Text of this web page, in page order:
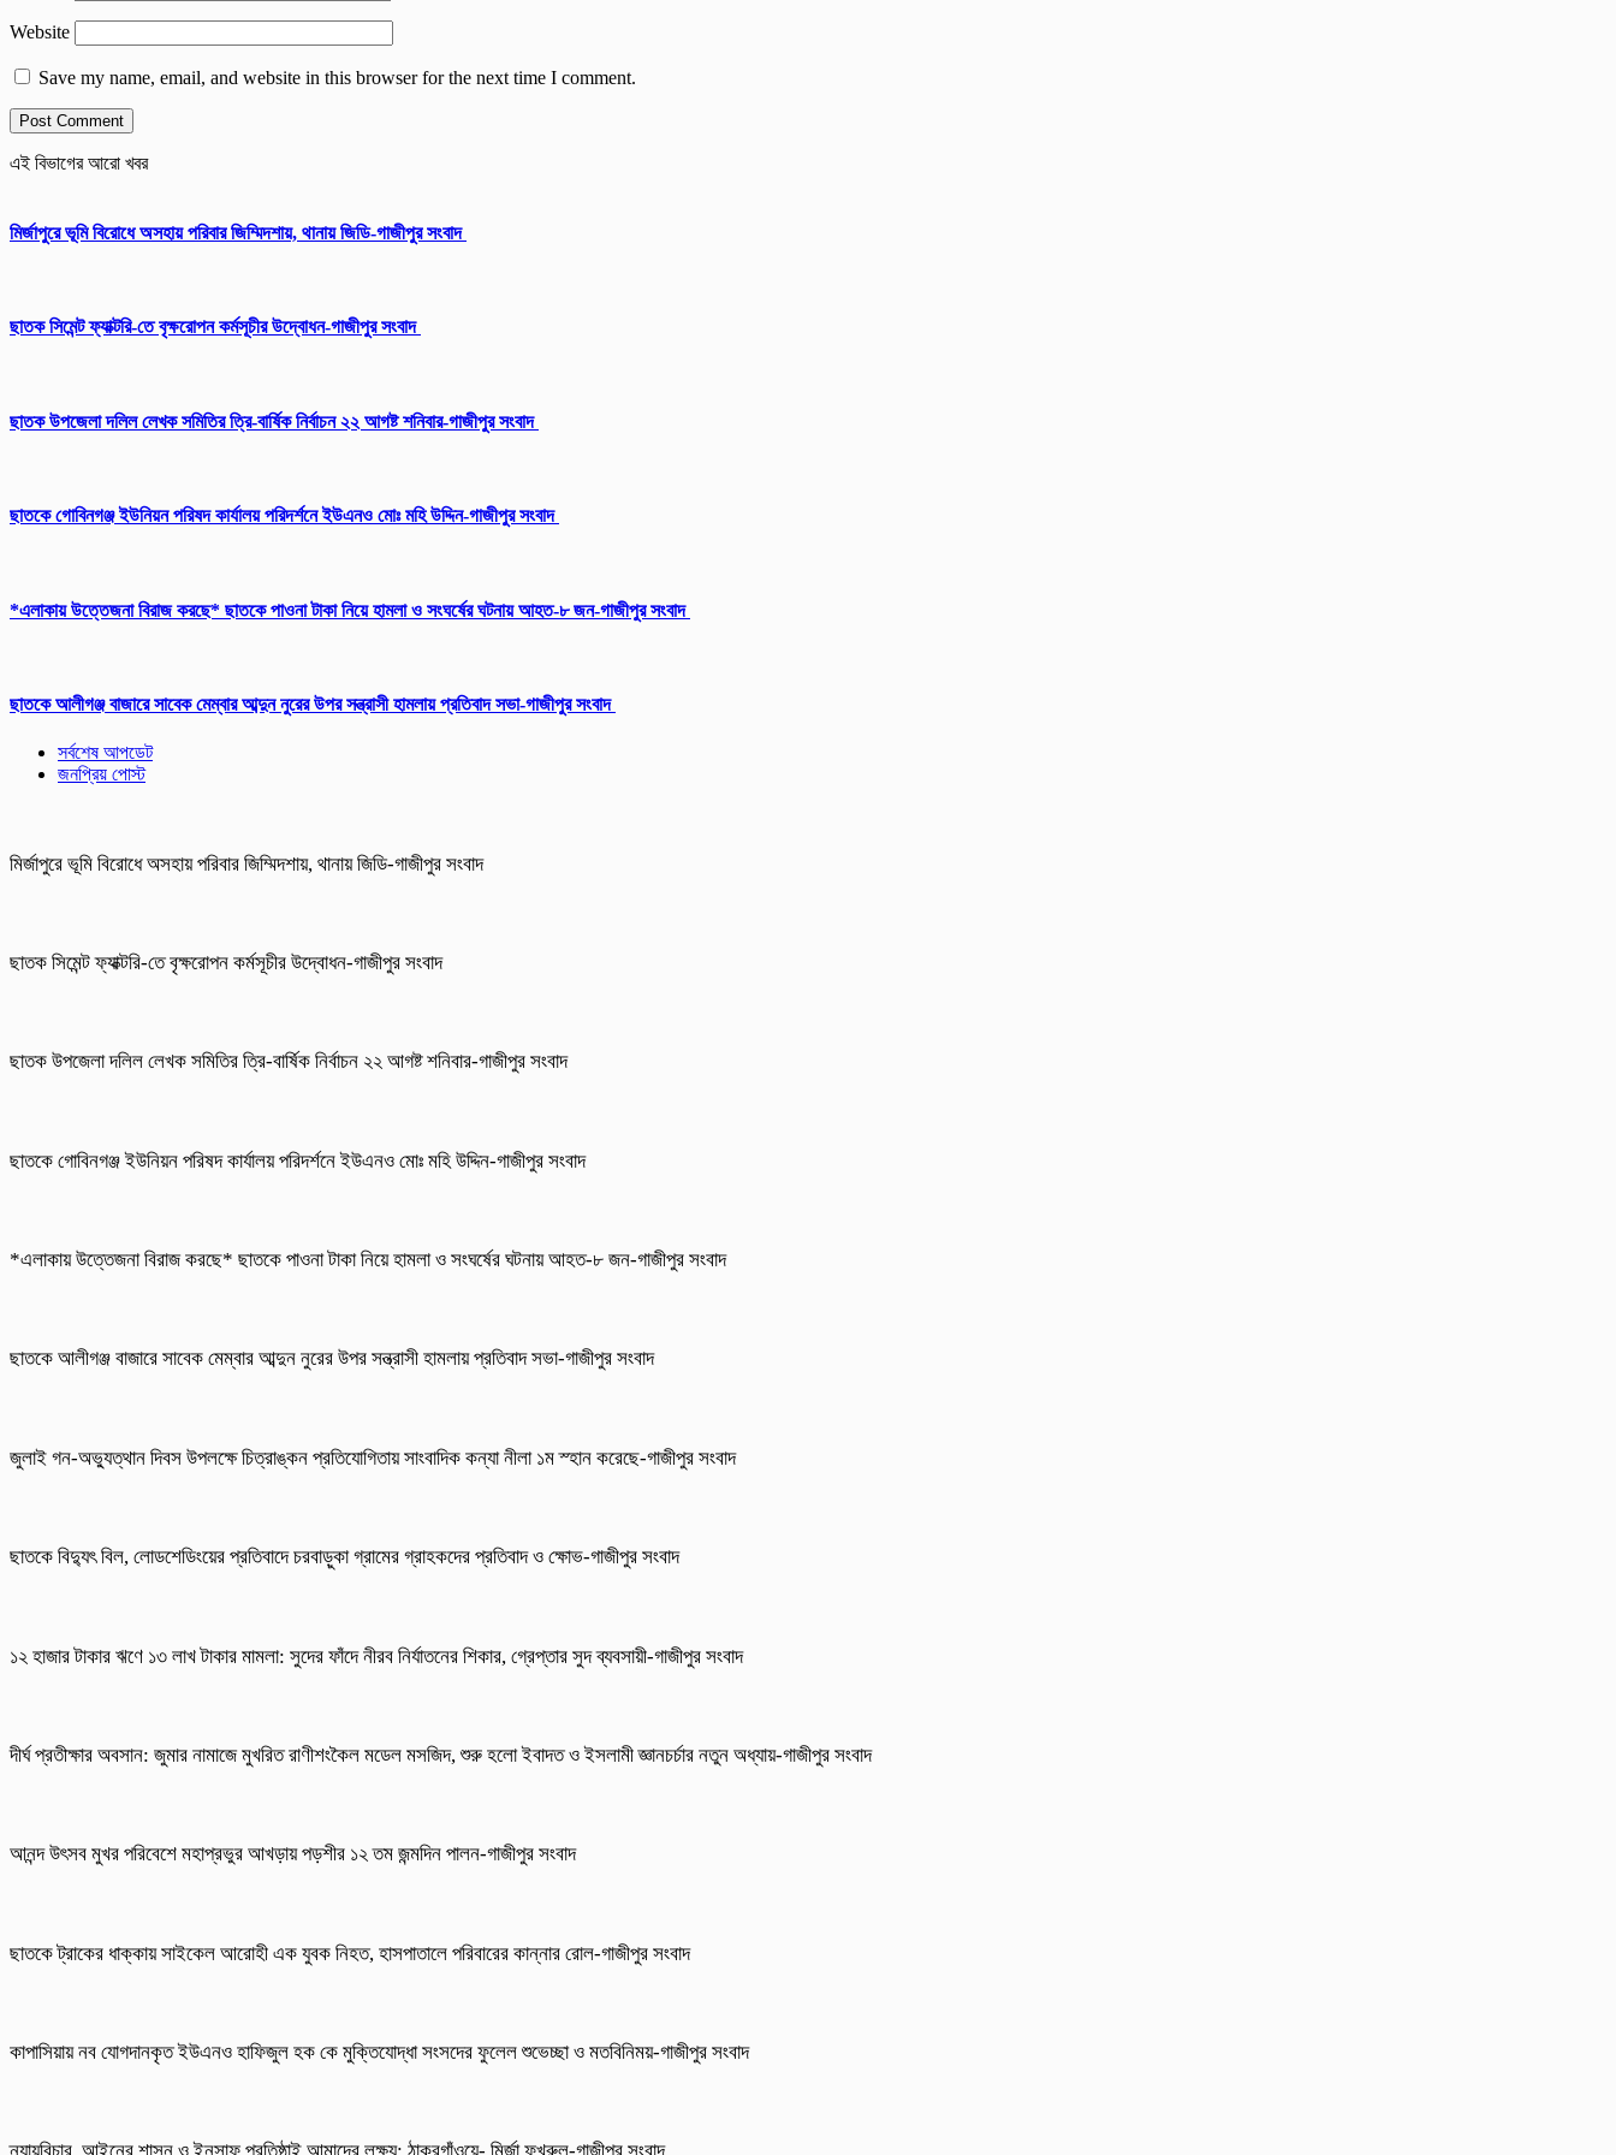
Website
Save my name, email, and website in this browser for the next time I comment.
এই বিভাগের আরো খবর
মির্জাপুরে ভূমি বিরোধে অসহায় পরিবার জিম্মিদশায়, থানায় জিডি-গাজীপুর সংবাদ
ছাতক সিমেন্ট ফ্যাক্টরি-তে বৃক্ষরোপন কর্মসূচীর উদ্বোধন-গাজীপুর সংবাদ
ছাতক উপজেলা দলিল লেখক সমিতির ত্রি-বার্ষিক নির্বাচন ২২ আগষ্ট শনিবার-গাজীপুর সংবাদ
ছাতকে গোবিনগঞ্জ ইউনিয়ন পরিষদ কার্যালয় পরিদর্শনে ইউএনও মোঃ মহি উদ্দিন-গাজীপুর সংবাদ
*এলাকায় উত্তেজনা বিরাজ করছে* ছাতকে পাওনা টাকা নিয়ে হামলা ও সংঘর্ষের ঘটনায় আহত-৮ জন-গাজীপুর সংবাদ
ছাতকে আলীগঞ্জ বাজারে সাবেক মেম্বার আব্দুন নুরের উপর সন্ত্রাসী হামলায় প্রতিবাদ সভা-গাজীপুর সংবাদ
সর্বশেষ আপডেট
জনপ্রিয় পোস্ট
মির্জাপুরে ভূমি বিরোধে অসহায় পরিবার জিম্মিদশায়, থানায় জিডি-গাজীপুর সংবাদ
ছাতক সিমেন্ট ফ্যাক্টরি-তে বৃক্ষরোপন কর্মসূচীর উদ্বোধন-গাজীপুর সংবাদ
ছাতক উপজেলা দলিল লেখক সমিতির ত্রি-বার্ষিক নির্বাচন ২২ আগষ্ট শনিবার-গাজীপুর সংবাদ
ছাতকে গোবিনগঞ্জ ইউনিয়ন পরিষদ কার্যালয় পরিদর্শনে ইউএনও মোঃ মহি উদ্দিন-গাজীপুর সংবাদ
*এলাকায় উত্তেজনা বিরাজ করছে* ছাতকে পাওনা টাকা নিয়ে হামলা ও সংঘর্ষের ঘটনায় আহত-৮ জন-গাজীপুর সংবাদ
ছাতকে আলীগঞ্জ বাজারে সাবেক মেম্বার আব্দুন নুরের উপর সন্ত্রাসী হামলায় প্রতিবাদ সভা-গাজীপুর সংবাদ
জুলাই গন-অভ্যুত্থান দিবস উপলক্ষে চিত্রাঙ্কন প্রতিযোগিতায় সাংবাদিক কন্যা নীলা ১ম স্হান করেছে-গাজীপুর সংবাদ
ছাতকে বিদ্যুৎ বিল, লোডশেডিংয়ের প্রতিবাদে চরবাড়ুকা গ্রামের গ্রাহকদের প্রতিবাদ ও ক্ষোভ-গাজীপুর সংবাদ
১২ হাজার টাকার ঋণে ১৩ লাখ টাকার মামলা: সুদের ফাঁদে নীরব নির্যাতনের শিকার, গ্রেপ্তার সুদ ব্যবসায়ী-গাজীপুর সংবাদ
দীর্ঘ প্রতীক্ষার অবসান: জুমার নামাজে মুখরিত রাণীশংকৈল মডেল মসজিদ, শুরু হলো ইবাদত ও ইসলামী জ্ঞানচর্চার নতুন অধ্যায়-গাজীপুর সংবাদ
আনন্দ উৎসব মুখর পরিবেশে মহাপ্রভুর আখড়ায় পড়শীর ১২ তম জন্মদিন পালন-গাজীপুর সংবাদ
ছাতকে ট্রাকের ধাক্কায় সাইকেল আরোহী এক যুবক নিহত, হাসপাতালে পরিবারের কান্নার রোল-গাজীপুর সংবাদ
কাপাসিয়ায় নব যোগদানকৃত ইউএনও হাফিজুল হক কে মুক্তিযোদ্ধা সংসদের ফুলেল শুভেচ্ছা ও মতবিনিময়-গাজীপুর সংবাদ